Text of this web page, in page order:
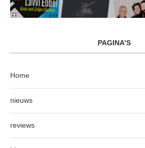
PAGINA’S
Home
nieuws
reviews